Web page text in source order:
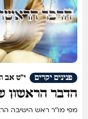
י"ט אב פנינים יקרים
הדבר הראשון
מפי מו''ר ראש הישיבה הרב בניהו שמואלי שליט''א